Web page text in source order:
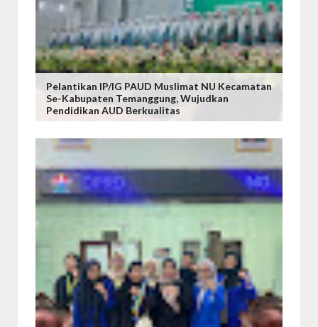
Pelantikan IP/IG PAUD Muslimat NU Kecamatan
Se-Kabupaten Temanggung, Wujudkan
Pendidikan AUD Berkualitas